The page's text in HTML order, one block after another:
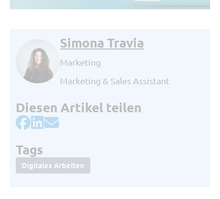
Simona Travia
Marketing
Marketing & Sales Assistant
Diesen Artikel teilen
Tags
Digitales Arbeiten